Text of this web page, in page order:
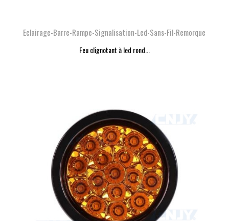
Eclairage-Barre-Rampe-Signalisation-Led-Sans-Fil-Remorque
Feu clignotant à led rond...